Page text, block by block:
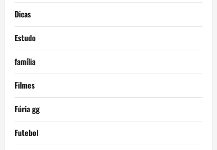
Dicas
Estudo
família
Filmes
Fúria gg
Futebol